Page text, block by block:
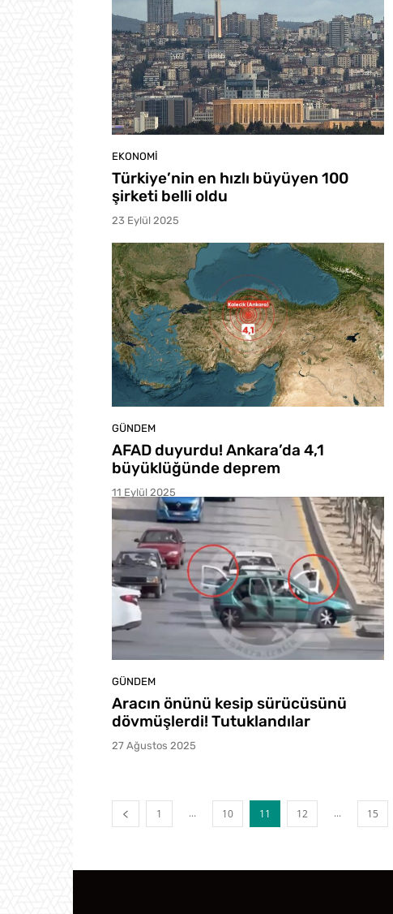
EKONOMI
Türkiye’nin en hızlı büyüyen 100
şirketi belli oldu
23 Eylül 2025
GÜNDEM
AFAD duyurdu! Ankara’da 4,1
büyüklüğünde deprem
11 Eylül 2025
GÜNDEM
Aracın önünü kesip sürücüsünü
dövmüşlerdi! Tutuklandılar
27 Ağustos 2025
1 ... 10 11 12 ... 15